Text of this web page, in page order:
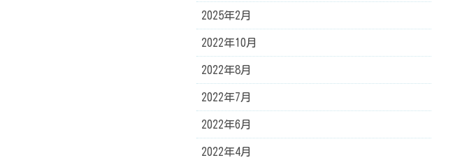
2025年2月
2022年10月
2022年8月
2022年7月
2022年6月
2022年4月